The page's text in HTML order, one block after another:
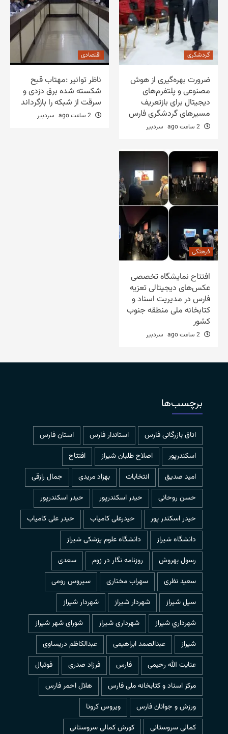
گردشگری
ضرورت بهره‌گیری از هوش
مصنوعی و پلتفرم‌های
دیجیتال برای بازتعریف
مسیرهای گردشگری فارس
سردبیر
اقتصادی
ناظر توانیر :مهتاب قبح
شکسته شده برق دزدی و
سرقت از شبکه را بازگرداند
سردبیر
فرهنگی
افتتاح نمایشگاه تخصصی
عکس‌های دیجیتالی تعزیه
فارس در مدیریت اسناد و
کتابخانه ملی منطقه جنوب
کشور
سردبیر
برچسب‌ها
اتاق بازرگانی فارس استاندار فارس
استان فارس
اسکندرپور
اصلاح طلبان شیراز
افتتاح
امید صدیق
انتخابات بهزاد مریدی
جمال رازقی
حسن روحانی
حيدر اسكندرپور
حیدر اسکندرپور
حیدر اسکندر پور
حیدرعلی کامیاب
حیدر علی کامیاب
دانشگاه شیراز
دانشگاه علوم پزشکی شیراز
رسول بهروش
روزنامه نگار در زوم
سعدی
سعید نظری
سهراب مختاری
سیروس رومی
سیل شیراز
شهردار شيراز
شهردار شیراز
شهرداري شيراز
شهرداری شیراز
شورای شهر شیراز
شیراز
عبدالصمد ابراهیمی
عبدالکاظم دریساوی
عنایت الله رحیمی
فارس فرزاد صدری
فوتبال
مرکز اسناد و کتابخانه ملی فارس
هلال احمر فارس
ورزش و جوانان فارس
ویروس کرونا
کمالی سروستانی
کورش کمالی سروستانی